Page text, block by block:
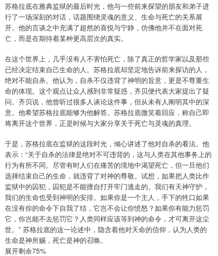
苏格拉底在雅典监狱的最后时光，他与一些前来探望的朋友和弟子进
行了一场深刻的对话，话题围绕灵魂的意义、生命与死亡的关系展
开。他的言谈之中充满了超然的喜悦与宁静，仿佛他并不在面对死
亡，而是在期待着某种更高层次的真实。
在这个世界上，几乎没有人不害怕死亡，除了真正的哲学家以及那些
已经决定结束自己生命的人。苏格拉底却坚定地告诉前来探访的人，
绝对不能自杀。他认为，自杀不仅违背了神明的旨意，更是不尊重生
命的体现。这个观点让众人感到非常疑惑，齐贝便代表大家提出了疑
问。齐贝说，他曾听过很多人谈论这件事，但从未有人阐明其中的深
意。他希望苏格拉底能够为他解答。苏格拉底微笑着回应，称自己即
将离开这个世界，正是时候与大家分享关于死亡与灵魂的真理。
于是，苏格拉底在监狱的这段时光，倾心讲述了他对自杀的看法。他
表示：“关于自杀的法律是绝对不可违背的，这与人类在其他事务上的
行为有所不同。尽管有时人们在痛苦的境地中渴望死亡，但一旦他们
选择结束自己的生命，就违背了对神的尊敬。试想，如果把人类比作
监狱中的囚犯，囚犯是不能擅自打开牢门逃走的。我们有天神守护，
我们的生命也受到神明的安排。如果你是一个主人，手下的牲口如果
在没有你的命令下自我了结，它岂不会让你愤怒？如果你有能力惩罚
它，你岂能不去惩罚它？人类同样应该等到神的命令，才可离开这尘
世。” 苏格拉底的这一论述中，隐含着他对天命的信仰，认为人类的
生命是神所赐，死亡是神的召唤。
展开剩余75%